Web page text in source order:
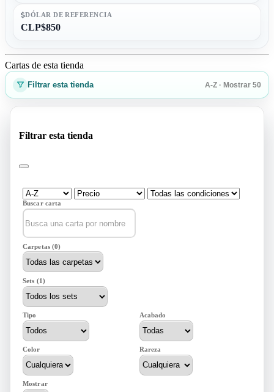
DÓLAR DE REFERENCIA
CLP$850
Cartas de esta tienda
Filtrar esta tienda A-Z · Mostrar 50
Filtrar esta tienda
Buscar carta
Carpetas (0)
Sets (1)
Tipo Acabado
Color Rareza
Mostrar